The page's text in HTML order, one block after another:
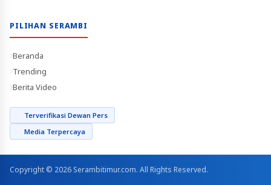
PILIHAN SERAMBI
Beranda
Trending
Berita Video
Terverifikasi Dewan Pers
Media Terpercaya
Copyright © 2026 Serambitimur.com. All Rights Reserved.